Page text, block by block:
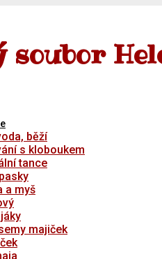
soubor
běží
s kloboukem
tance
a myš
majiček